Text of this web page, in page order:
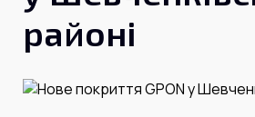
Для дому
Головна
районі